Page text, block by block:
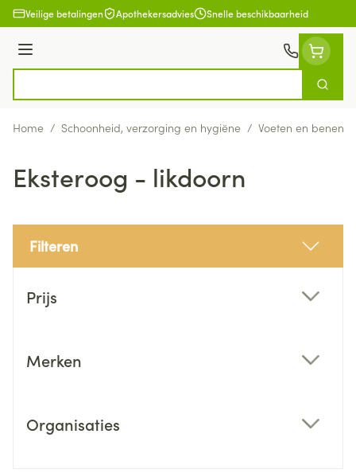
Ga naar de inhoud
Veilige betalingen Apothekersadvies Snelle beschikbaarheid
Menu
Zoek
Home / Schoonheid, verzorging en hygiëne / Voeten en benen
Eksteroog - likdoorn
Filteren
Prijs
Merken
Organisaties